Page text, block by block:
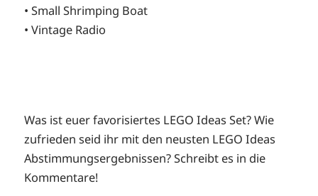
• Small Shrimping Boat
• Vintage Radio
Was ist euer favorisiertes LEGO Ideas Set? Wie
zufrieden seid ihr mit den neusten LEGO Ideas
Abstimmungsergebnissen? Schreibt es in die
Kommentare!